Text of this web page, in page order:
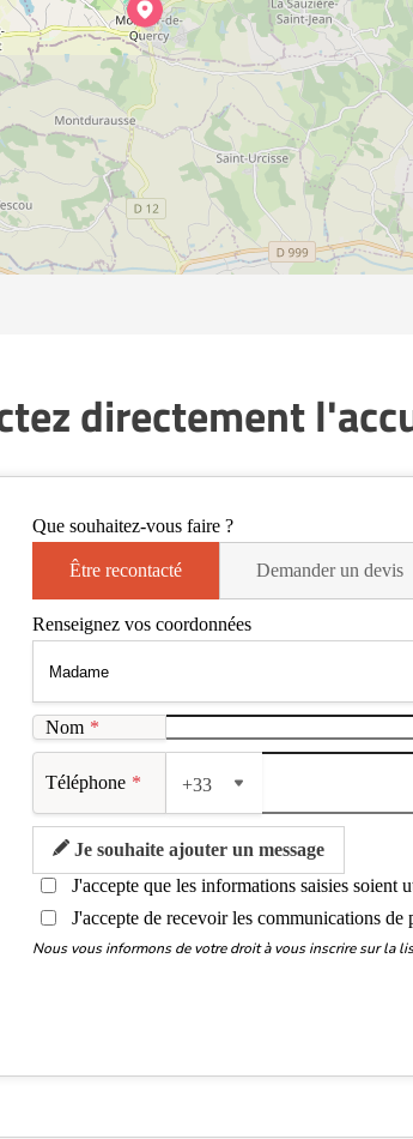
directement
Que souhaitez-vous faire ?
Être recontacté Demander un devis
Renseignez vos coordonnées
Nom *
Téléphone * +33
Je souhaite ajouter un message
J'accepte que les informations saisies soient
J'accepte de recevoir les communications de
Nous vous informons de votre droit à vous inscrire sur la